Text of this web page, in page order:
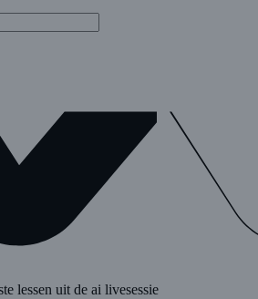
lessen uit de ai livesessie